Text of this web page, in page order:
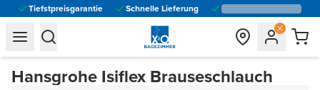
Tiefstpreisgarantie Schnelle Lieferung
general.navigation.toggle_menu.label
general.navigation.toggle_menu.label
Hansgrohe Isiflex Brauseschlauch